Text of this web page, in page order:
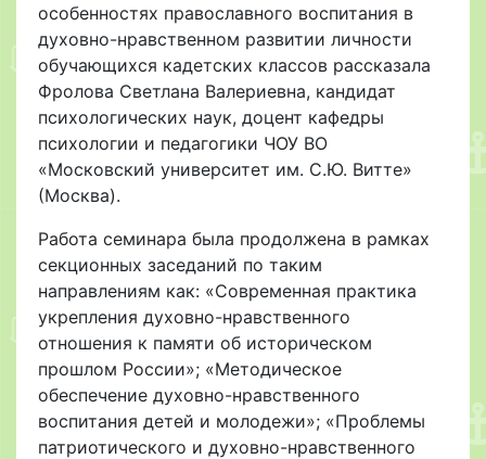
особенностях православного воспитания в
духовно-нравственном развитии личности
обучающихся кадетских классов рассказала
Фролова Светлана Валериевна, кандидат
психологических наук, доцент кафедры
психологии и педагогики ЧОУ ВО
«Московский университет им. С.Ю. Витте»
(Москва).
Работа семинара была продолжена в рамках
секционных заседаний по таким
направлениям как: «Современная практика
укрепления духовно-нравственного
отношения к памяти об историческом
прошлом России»; «Методическое
обеспечение духовно-нравственного
воспитания детей и молодежи»; «Проблемы
патриотического и духовно-нравственного